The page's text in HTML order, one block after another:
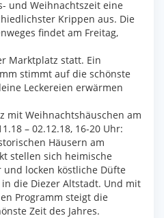
und Weihnachtszeit eine
Krippen aus. Die
findet am Freitag,
Marktplatz statt. Ein
stimmt auf die schönste
Leckereien erwärmen
mit Weihnachtshäuschen am
– 02.12.18, 16-20 Uhr:
Häusern am
stellen sich heimische
locken köstliche Düfte
in die Diezer Altstadt. Und mit
Programm steigt die
Zeit des Jahres.